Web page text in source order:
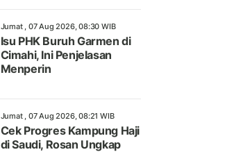
Jumat , 07 Aug 2026, 08:30 WIB
Isu PHK Buruh Garmen di
Cimahi, Ini Penjelasan
Menperin
Jumat , 07 Aug 2026, 08:21 WIB
Cek Progres Kampung Haji
di Saudi, Rosan Ungkap